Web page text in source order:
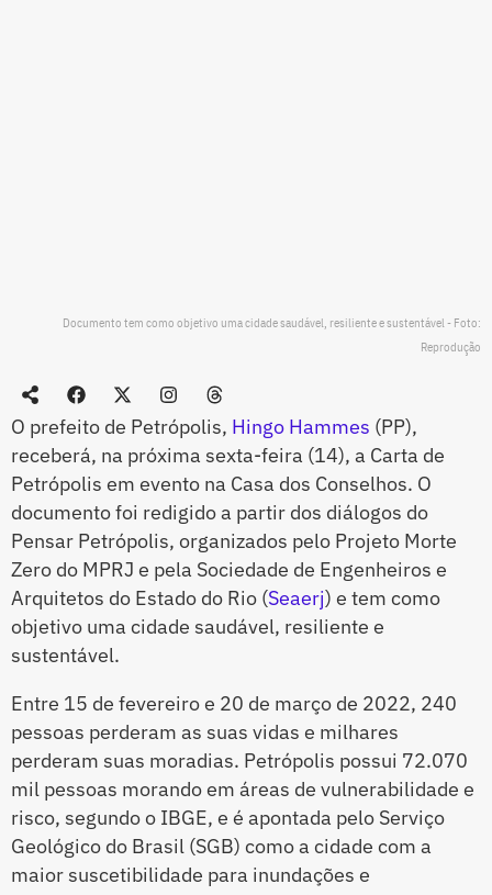
Documento tem como objetivo uma cidade saudável, resiliente e sustentável - Foto:
Reprodução
O prefeito de Petrópolis, Hingo Hammes (PP),
receberá, na próxima sexta-feira (14), a Carta de
Petrópolis em evento na Casa dos Conselhos. O
documento foi redigido a partir dos diálogos do
Pensar Petrópolis, organizados pelo Projeto Morte
Zero do MPRJ e pela Sociedade de Engenheiros e
Arquitetos do Estado do Rio (Seaerj) e tem como
objetivo uma cidade saudável, resiliente e
sustentável.
Entre 15 de fevereiro e 20 de março de 2022, 240
pessoas perderam as suas vidas e milhares
perderam suas moradias. Petrópolis possui 72.070
mil pessoas morando em áreas de vulnerabilidade e
risco, segundo o IBGE, e é apontada pelo Serviço
Geológico do Brasil (SGB) como a cidade com a
maior suscetibilidade para inundações e